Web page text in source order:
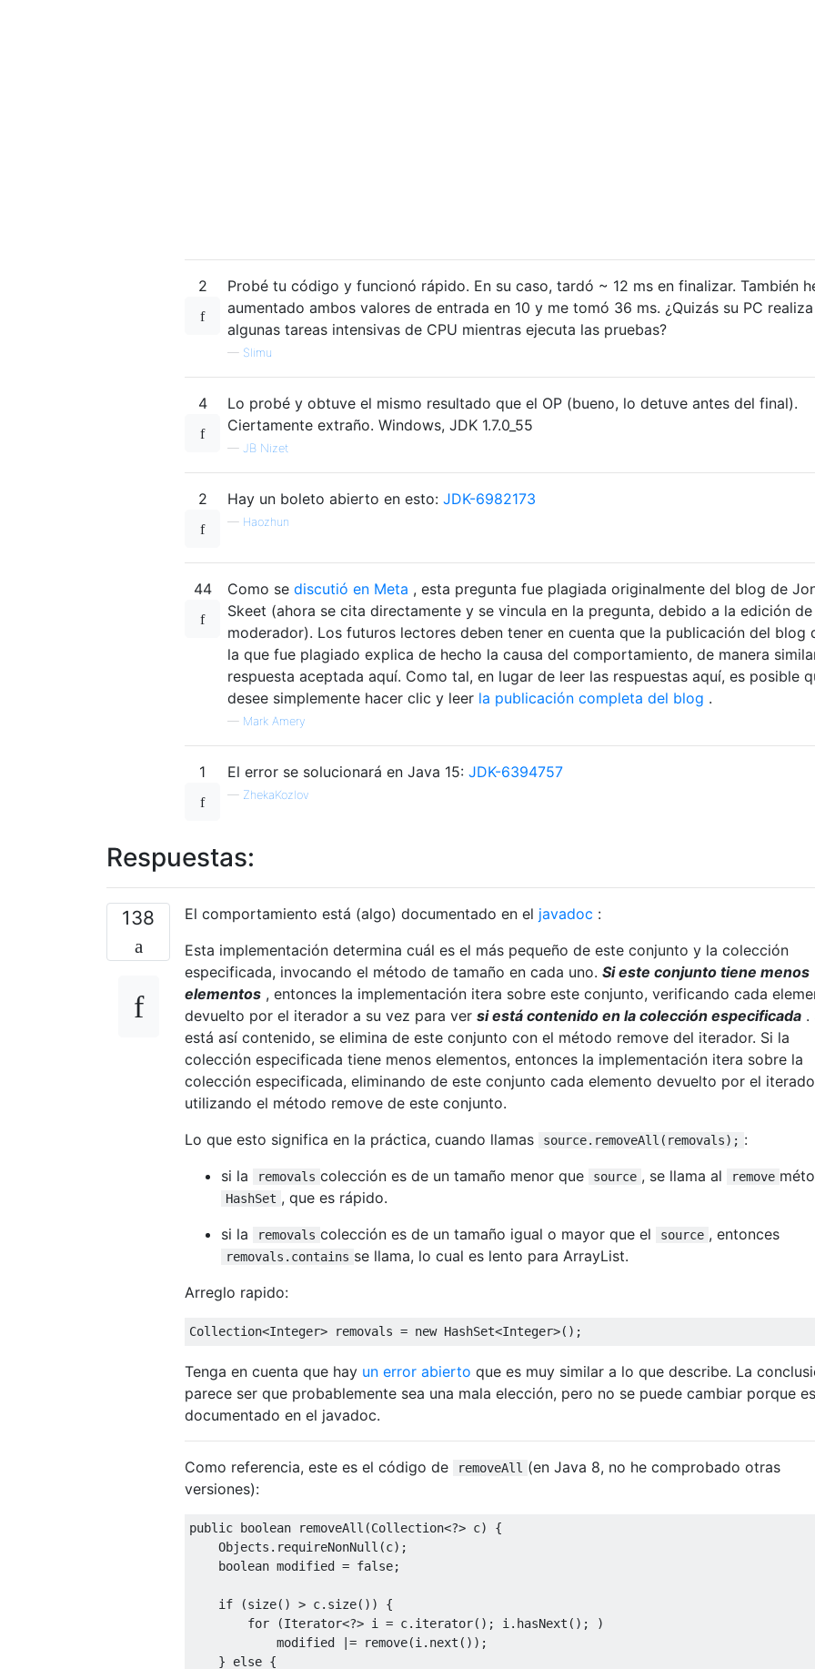
2
Probé tu código y funcionó rápido. En su caso, tardó ~ 12 ms en finalizar. También
aumentado ambos valores de entrada en 10 y me tomó 36 ms. ¿Quizás su PC realiza
algunas tareas intensivas de CPU mientras ejecuta las pruebas?
— Slimu
4
Lo probé y obtuve el mismo resultado que el OP (bueno, lo detuve antes del final).
Ciertamente extraño. Windows, JDK 1.7.0_55
— JB Nizet
2 Hay un boleto abierto en esto: JDK-6982173
— Haozhun
44 Como se discutió en Meta , esta pregunta fue plagiada originalmente del blog de
Skeet (ahora se cita directamente y se vincula en la pregunta, debido a la edición de
moderador). Los futuros lectores deben tener en cuenta que la publicación del blog
la que fue plagiado explica de hecho la causa del comportamiento, de manera
respuesta aceptada aquí. Como tal, en lugar de leer las respuestas aquí, es posible
desee simplemente hacer clic y leer la publicación completa del blog .
— Mark Amery
1 El error se solucionará en Java 15: JDK-6394757
— ZhekaKozlov
Respuestas:
138 El comportamiento está (algo) documentado en el javadoc :
Esta implementación determina cuál es el más pequeño de este conjunto y la colección
especificada, invocando el método de tamaño en cada uno. Si este conjunto tiene menos
elementos , entonces la implementación itera sobre este conjunto, verificando cada
devuelto por el iterador a su vez para ver si está contenido en la colección especificada .
está así contenido, se elimina de este conjunto con el método remove del iterador. Si la
colección especificada tiene menos elementos, entonces la implementación itera sobre la
colección especificada, eliminando de este conjunto cada elemento devuelto por el
utilizando el método remove de este conjunto.
Lo que esto significa en la práctica, cuando llamas
source.removeAll(removals); :
si la
removals colección es de un tamaño menor que source , se llama al remove
HashSet , que es rápido.
si la
removals colección es de un tamaño igual o mayor que el source , entonces
removals.contains se llama, lo cual es lento para ArrayList.
Arreglo rapido:
Collection<Integer> removals = new HashSet<Integer>();
Tenga en cuenta que hay un error abierto que es muy similar a lo que describe. La
parece ser que probablemente sea una mala elección, pero no se puede cambiar porque
documentado en el javadoc.
Como referencia, este es el código de removeAll (en Java 8, no he comprobado otras
versiones):
public boolean removeAll (Collection<?> c)
{
Objects . requireNonNull (c);
boolean modified = false;
if (size() > c. size())
{
for
(Iterator<?> i = c. iterator(); i . hasNext ();
)
            modified
|= remove(i . next ());
}
else {